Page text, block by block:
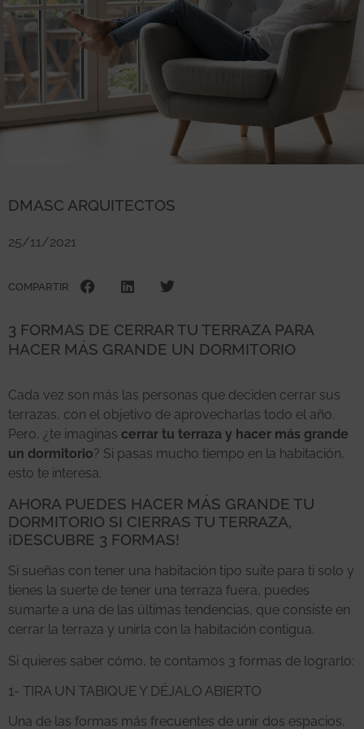
DMASC ARQUITECTOS
25/11/2021
COMPARTIR
3 FORMAS DE CERRAR TU TERRAZA PARA
HACER MÁS GRANDE UN DORMITORIO
Cada vez son más las personas que deciden cerrar sus
terrazas, con el objetivo de aprovecharlas todo el año.
Pero, ¿te imaginas cerrar tu terraza y hacer más grande
un dormitorio? Si pasas mucho tiempo en la habitación,
esto te interesa.
AHORA PUEDES HACER MÁS GRANDE TU
DORMITORIO SI CIERRAS TU TERRAZA,
¡DESCUBRE 3 FORMAS!
Si sueñas con tener una habitación tipo suite para ti solo y
tienes la suerte de tener una terraza fuera, puedes
sumarte a una de las últimas tendencias, que consiste en
cerrar la terraza y unirla con la habitación contigua.
Si quieres saber cómo, te contamos 3 formas de lograrlo:
1- TIRA UN TABIQUE Y DÉJALO ABIERTO
Una de las formas más frecuentes de unir dos espacios,